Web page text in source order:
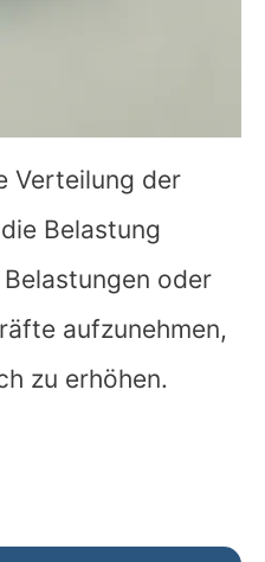
Verteilung der
Belastung
oder
aufzunehmen,
zu erhöhen.